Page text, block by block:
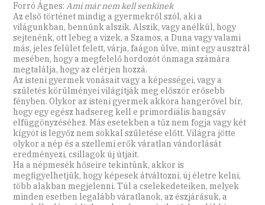
Forró Ágnes:Ami már nem kell senkinek
Az első történet mindig a gyermekről szól, aki a
világunkban, bennünk alszik. Alszik, vagy anélkül, hogy
sejtenénk, ott lebeg a vizek, a Szamos, a Duna vagy valami
más, jeles felület felett, várja, faágon ülve, mint egy ausztrál
mesében, hogy a megfelelő hordozót önmaga számára
megtalálja, hogy az elérjen hozzá.
Az isteni gyermek vonásait vagy a képességei, vagy a
születés körülményei világítják meg először erősebb
fényben. Olykor az isteni gyermek akkora hangerővel bír,
hogy egy egész hadsereg kell e primordiális hangsáv
elfüggönyzéséhez. Más esetekben a tűz nem fogja vagy két
kígyót is legyőz nem sokkal születése előtt. Világra jötte
olykor a nép és a szellemi erők váratlan vándorlását
eredményezi, csillagok új útjait.
Ha a népmesék hőseire tekintünk, akkor is
megfigyelhetjük, hogy képesek átváltozni, új életre kelni,
több alakban megjelenni. Túl a cselekedeteiken, melyek
minden esetben legalább váratlanok, az észjárásuk, a